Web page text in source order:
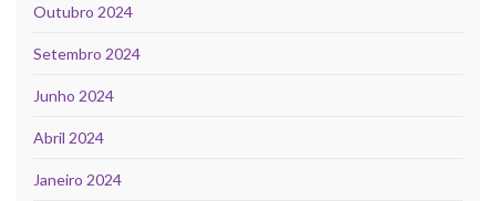
Outubro 2024
Setembro 2024
Junho 2024
Abril 2024
Janeiro 2024